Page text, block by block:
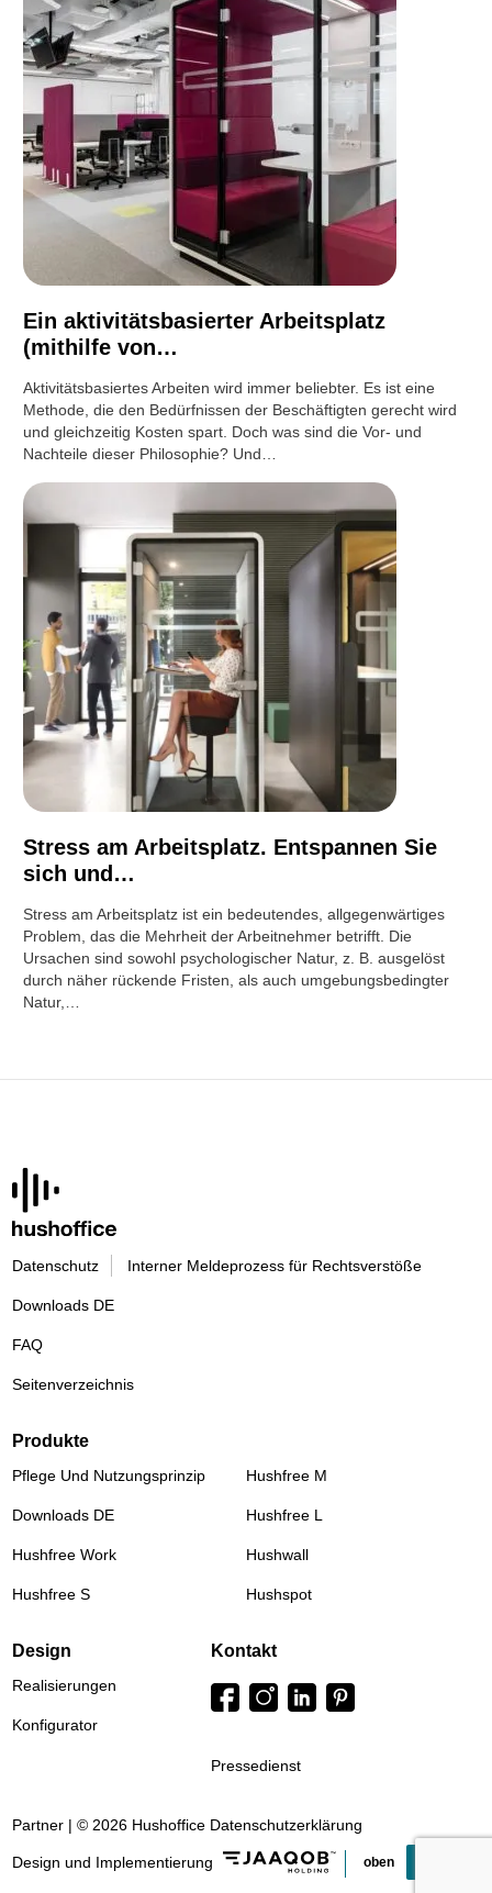
Ein aktivitätsbasierter Arbeitsplatz
(mithilfe von…
Aktivitätsbasiertes Arbeiten wird immer beliebter. Es ist eine
Methode, die den Bedürfnissen der Beschäftigten gerecht wird
und gleichzeitig Kosten spart. Doch was sind die Vor- und
Nachteile dieser Philosophie? Und…
Stress am Arbeitsplatz. Entspannen Sie
sich und…
Stress am Arbeitsplatz ist ein bedeutendes, allgegenwärtiges
Problem, das die Mehrheit der Arbeitnehmer betrifft. Die
Ursachen sind sowohl psychologischer Natur, z. B. ausgelöst
durch näher rückende Fristen, als auch umgebungsbedingter
Natur,…
Datenschutz Interner Meldeprozess für Rechtsverstöße
Downloads DE
FAQ
Seitenverzeichnis
Produkte
Pflege Und Nutzungsprinzip
Downloads DE
Hushfree Work
Hushfree S
Hushfree M
Hushfree L
Hushwall
Hushspot
Design
Realisierungen
Konfigurator
Kontakt
Pressedienst
Partner | © 2026 Hushoffice Datenschutzerklärung
Design und Implementierung oben